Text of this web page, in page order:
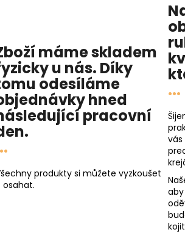
máme skladem
u nás. Díky
odesíláme
hned
pracovní
.
produkty si můžete vyzkoušet
osahat.
...
vás